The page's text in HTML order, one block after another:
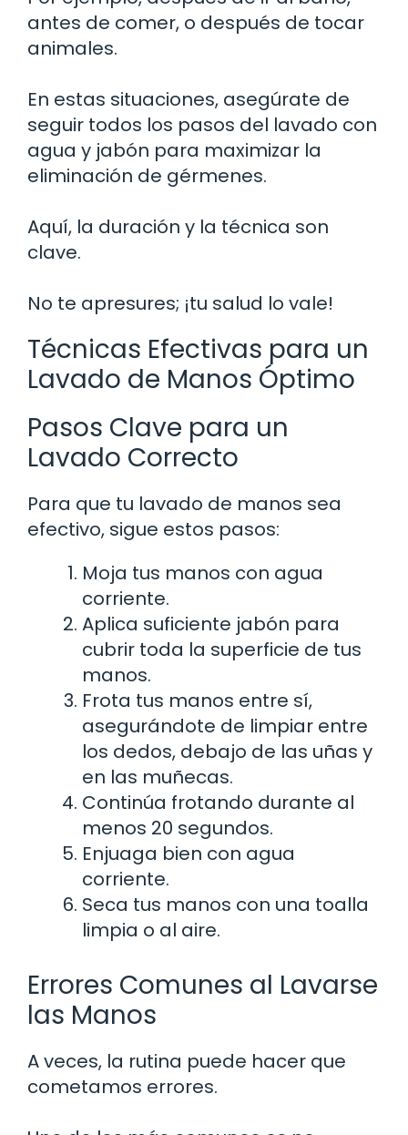
antes de comer, o después de tocar
animales.
En estas situaciones, asegúrate de
seguir todos los pasos del lavado con
agua y jabón para maximizar la
eliminación de gérmenes.
Aquí, la duración y la técnica son
clave.
No te apresures; ¡tu salud lo vale!
Técnicas Efectivas para un
Lavado de Manos Óptimo
Pasos Clave para un
Lavado Correcto
Para que tu lavado de manos sea
efectivo, sigue estos pasos:
Moja tus manos con agua
corriente.
Aplica suficiente jabón para
cubrir toda la superficie de tus
manos.
Frota tus manos entre sí,
asegurándote de limpiar entre
los dedos, debajo de las uñas y
en las muñecas.
Continúa frotando durante al
menos 20 segundos.
Enjuaga bien con agua
corriente.
Seca tus manos con una toalla
limpia o al aire.
Errores Comunes al Lavarse
las Manos
A veces, la rutina puede hacer que
cometamos errores.